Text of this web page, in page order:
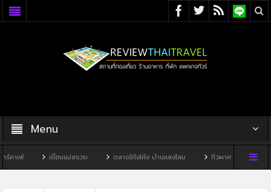
Menu
เขื่อนแม่สรวย ตลาดโก้งโค้ง บ้านแสงโสม ทิวผาคาเฟ่ บ้านพิพิธภัณฑ์ไ